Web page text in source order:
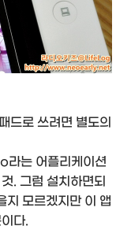
드로 쓰려면 별도의
는 어플리케이션
. 그럼 설치하면되
모르겠지만 이 앱
다.